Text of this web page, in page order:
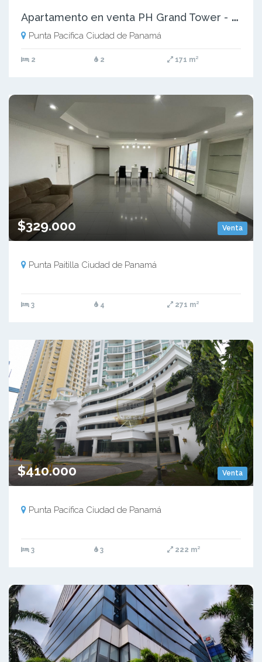
A
partamento en venta PH Grand Tower - Punta Pacifica D.D
Punta Pacífica Ciudad de Panamá
2 2 171 m²
Venta
$329.000
Punta Paitilla Ciudad de Panamá
3 4 271 m²
Venta
$410.000
Punta Pacífica Ciudad de Panamá
3 3 222 m²